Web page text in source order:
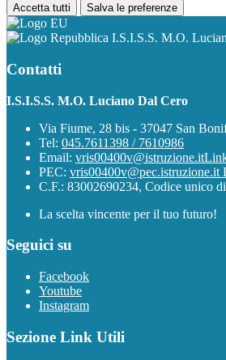
Accetta tutti Salva le preferenze
I.S.I.S.S. M.O.
Contatti
I.S.I.S.S. M.O. Luciano Dal Cero
Via Fiume, 28 bis - 37047 San
Tel: 045.7611398 / 7610986
Email: vris00400v@istruzione.it
PEC: vris00400v@pec.istruzione.it
C.F.: 83002690234, Codice unico
La scelta vincente per il tuo futuro!
Seguici su
Facebook
Youtube
Instagram
Sezione Link Utili